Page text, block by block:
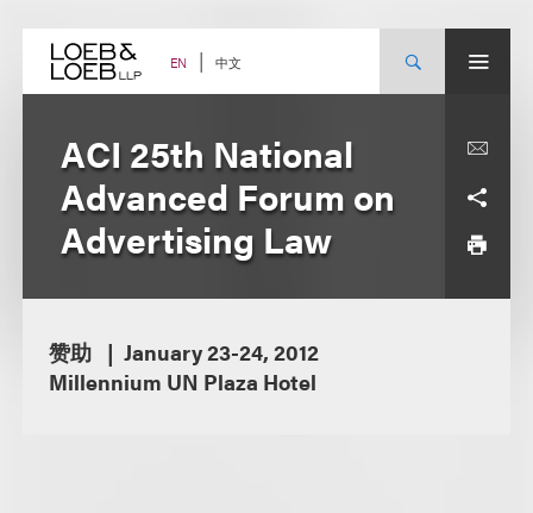
content EN 中文
ACI 25th National
Advanced Forum on
Advertising Law
赞助
January 23-24, 2012
Millennium UN Plaza Hotel